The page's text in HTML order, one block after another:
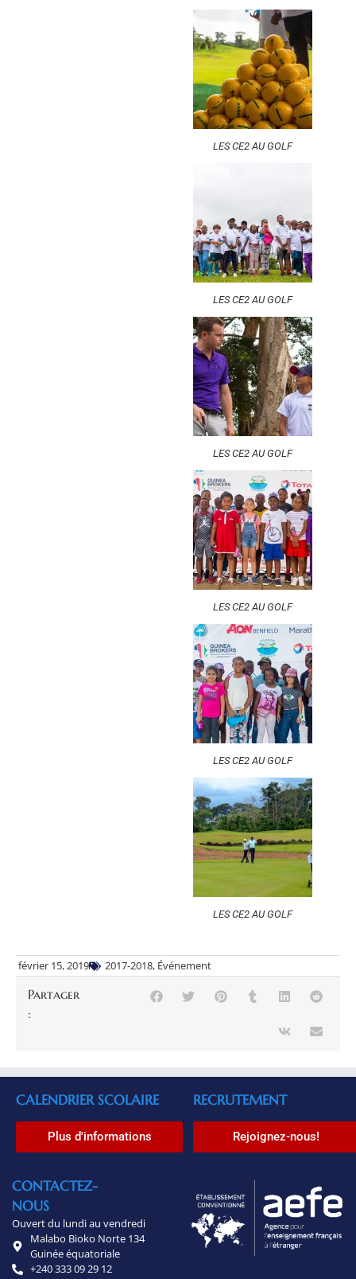
LES CE2 AU GOLF
LES CE2 AU GOLF
LES CE2 AU GOLF
LES CE2 AU GOLF
LES CE2 AU GOLF
LES CE2 AU GOLF
février 15, 2019 2017-2018, Événement
Partager
:
CALENDRIER SCOLAIRE
Plus d'informations
RECRUTEMENT
Rejoignez-nous!
CONTACTEZ-
NOUS
Ouvert du lundi au vendredi
Malabo Bioko Norte 134
Guinée équatoriale
+240 333 09 29 12